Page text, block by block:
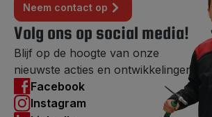
Neem contact op
Volg ons op social media!
Blijf op de hoogte van onze
nieuwste acties en ontwikkelingen.
Facebook
Instagram